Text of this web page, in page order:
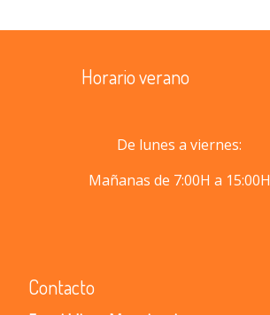
Horario verano
De lunes a viernes:
Mañanas de 7:00H a 15:00H
Contacto